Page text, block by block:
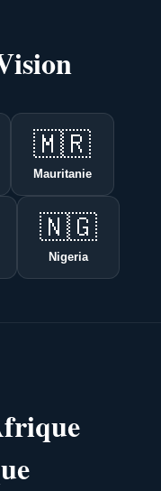
🇲🇷
Mauritanie
🇳🇬
Nigeria